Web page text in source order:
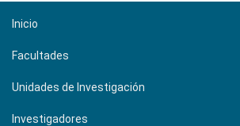
Inicio
Facultades
Unidades de Investigación
Investigadores